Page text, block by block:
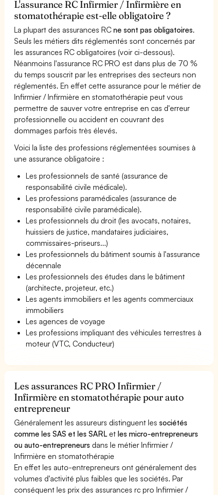
L'assurance RC Infirmier / Infirmière en
stomatothérapie est-elle obligatoire ?
La plupart des assurances RCne sont pas obligatoires.
Seuls les métiers dits réglementés sont concernés par
les assurances RC obligatoires (voir ci-dessous).
Néanmoins l'assurance RC PRO est dans plus de 70 %
du temps souscrit par les entreprises des secteurs non
réglementés. En effet cette assurance pour le métier de
Infirmier / Infirmière en stomatothérapie peut vous
permettre de sauver votre entreprise en cas d'erreur
professionnelle ou accident en couvrant des
dommages parfois très élevés.
Voici la liste des professions réglementées soumises à
une assurance obligatoire :
Les professionnels de santé (assurance de
responsabilité civile médicale).
Les professions paramédicales (assurance de
responsabilité civile paramédicale).
Les professionnels du droit (les avocats, notaires,
huissiers de justice, mandataires judiciaires,
commissaires-priseurs...)
Les professionnels du bâtiment soumis à l'assurance
décennale
Les professionnels des études dans le bâtiment
(architecte, projeteur, etc.)
Les agents immobiliers et les agents commerciaux
immobiliers
Les agences de voyage
Les professions impliquant des véhicules terrestres à
moteur (VTC, Conducteur)
Les assurances RC PRO Infirmier /
Infirmière en stomatothérapie pour auto
entrepreneur
Généralement les assureurs distinguent lessociétés
comme les SAS et les SARL etles micro-entrepreneurs
ou auto-entrepreneurs dans le métier Infirmier /
Infirmière en stomatothérapie
En effet les auto-entrepreneurs ont généralement des
volumes d'activité plus faibles que les sociétés. Par
conséquent les prix des assurances rc pro Infirmier /